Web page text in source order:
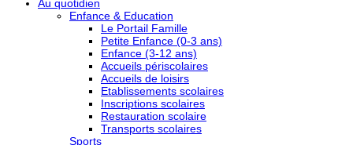
Au quotidien
Enfance & Education
Le Portail Famille
Petite Enfance (0-3 ans)
Enfance (3-12 ans)
Accueils périscolaires
Accueils de loisirs
Etablissements scolaires
Inscriptions scolaires
Restauration scolaire
Transports scolaires
Sports